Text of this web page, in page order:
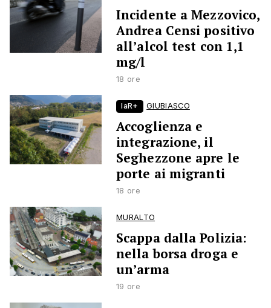
Incidente a Mezzovico,
Andrea Censi positivo
all’alcol test con 1,1
mg/l
18 ore
laR+ GIUBIASCO
Accoglienza e
integrazione, il
Seghezzone apre le
porte ai migranti
18 ore
MURALTO
Scappa dalla Polizia:
nella borsa droga e
un’arma
19 ore